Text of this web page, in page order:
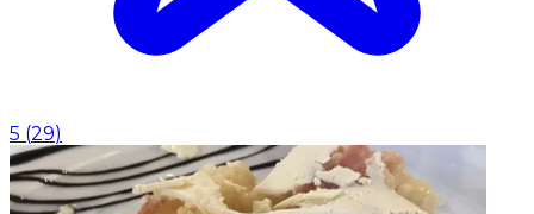
5 (29)